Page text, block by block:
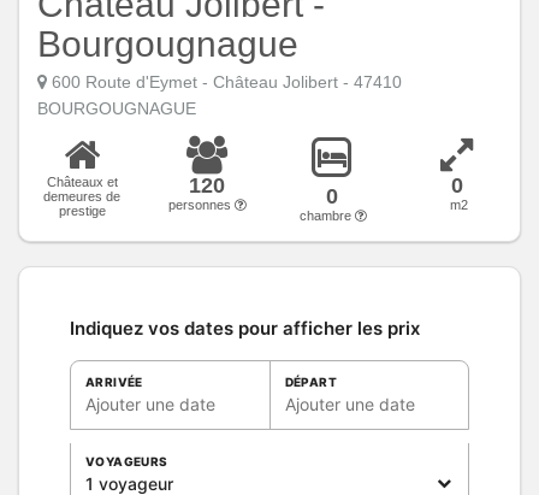
Bourgougnague
600 Route d'Eymet - Château Jolibert - 47410
BOURGOUGNAGUE
Châteaux et
demeures de
prestige
120
personnes 0
chambre
0
m2
Indiquez vos dates pour afficher les prix
ARRIVÉE
Ajouter une date
DÉPART
Ajouter une date
VOYAGEURS
1 voyageur